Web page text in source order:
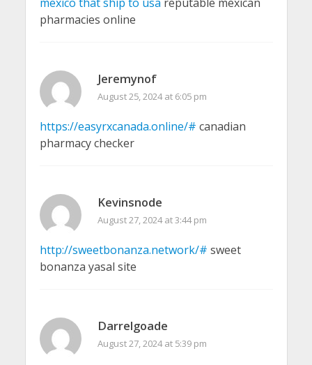
pharmacies online
Jeremynof
August 25, 2024 at 6:05 pm
https://easyrxcanada.online/# canadian
pharmacy checker
Kevinsnode
August 27, 2024 at 3:44 pm
http://sweetbonanza.network/# sweet
bonanza yasal site
Darrelgoade
August 27, 2024 at 5:39 pm